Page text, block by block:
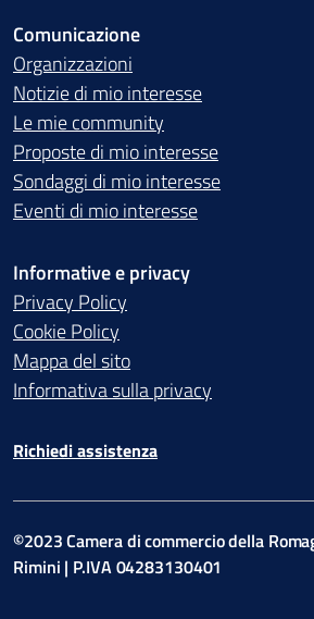
Comunicazione
Organizzazioni
Notizie di mio interesse
Le mie community
Proposte di mio interesse
Sondaggi di mio interesse
Eventi di mio interesse
Informative e privacy
Privacy Policy
Cookie Policy
Mappa del sito
Informativa sulla privacy
Richiedi assistenza
©2023 Camera di commercio della
Rimini | P.IVA 04283130401